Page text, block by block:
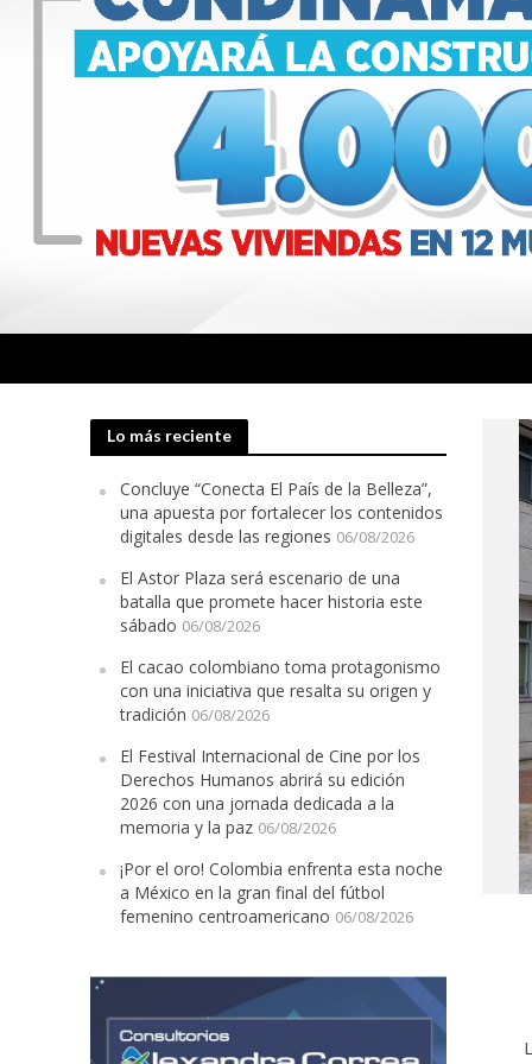
Lo más reciente
Concluye “Conecta El País de la Belleza”,
una apuesta por fortalecer los contenidos
digitales desde las regiones 06/08/2026
El Astor Plaza será escenario de una
batalla que promete hacer historia este
sábado 06/08/2026
El cacao colombiano toma protagonismo
con una iniciativa que resalta su origen y
tradición 06/08/2026
El Festival Internacional de Cine por los
Derechos Humanos abrirá su edición
2026 con una jornada dedicada a la
memoria y la paz 06/08/2026
¡Por el oro! Colombia enfrenta esta noche
a México en la gran final del fútbol
femenino centroamericano 06/08/2026